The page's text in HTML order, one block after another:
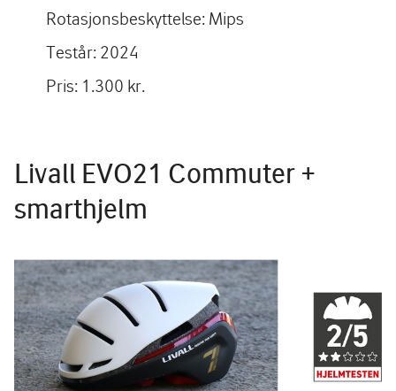
Rotasjonsbeskyttelse: Mips
Testår: 2024
Pris: 1.300 kr.
Livall EVO21 Commuter +
smarthjelm